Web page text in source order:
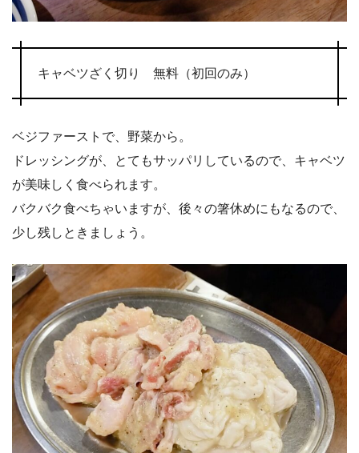
キャベツざく切り 無料（初回のみ）
ベジファーストで、野菜から。
ドレッシングが、とてもサッパリしているので、キャベツ
が美味しく食べられます。
バクバク食べちゃいますが、後々の箸休めにもなるので、
少し残しときましょう。